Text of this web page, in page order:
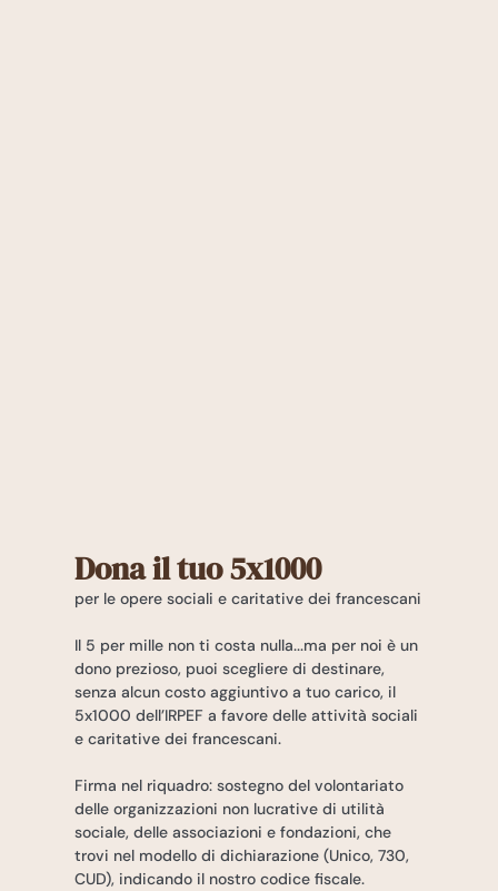
Dona il tuo 5x1000
per le opere sociali e caritative dei francescani
Il 5 per mille non ti costa nulla...ma per noi è un
dono prezioso, puoi scegliere di destinare,
senza alcun costo aggiuntivo a tuo carico, il
5x1000 dell’IRPEF a favore delle attività sociali
e caritative dei francescani.
Firma nel riquadro: sostegno del volontariato
delle organizzazioni non lucrative di utilità
sociale, delle associazioni e fondazioni, che
trovi nel modello di dichiarazione (Unico, 730,
CUD), indicando il nostro codice fiscale.